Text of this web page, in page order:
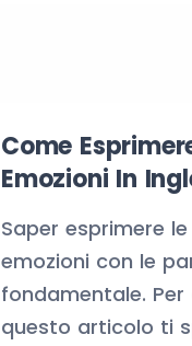
Come
Emozioni In
Saper esprimere
emozioni con le
fondamentale. Per
questo articolo ti